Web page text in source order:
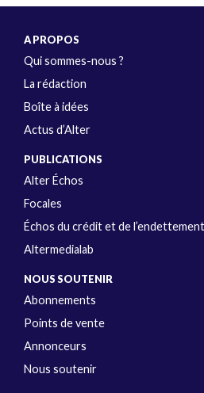
A PROPOS
Qui sommes-nous ?
La rédaction
Boîte à idées
Actus d’Alter
PUBLICATIONS
Alter Échos
Focales
Échos du crédit et de l’endettement
Altermedialab
NOUS SOUTENIR
Abonnements
Points de vente
Annonceurs
Nous soutenir